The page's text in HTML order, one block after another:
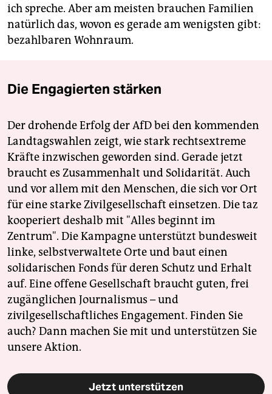
ich spreche. Aber am meisten brauchen Familien
natürlich das, wovon es gerade am wenigsten gibt:
bezahlbaren Wohnraum.
Die Engagierten stärken
Der drohende Erfolg der AfD bei den kommenden
Landtagswahlen zeigt, wie stark rechtsextreme
Kräfte inzwischen geworden sind. Gerade jetzt
braucht es Zusammenhalt und Solidarität. Auch
und vor allem mit den Menschen, die sich vor Ort
für eine starke Zivilgesellschaft einsetzen. Die taz
kooperiert deshalb mit "Alles beginnt im
Zentrum". Die Kampagne unterstützt bundesweit
linke, selbstverwaltete Orte und baut einen
solidarischen Fonds für deren Schutz und Erhalt
auf. Eine offene Gesellschaft braucht guten, frei
zugänglichen Journalismus – und
zivilgesellschaftliches Engagement. Finden Sie
auch? Dann machen Sie mit und unterstützen Sie
unsere Aktion.
Jetzt unterstützen